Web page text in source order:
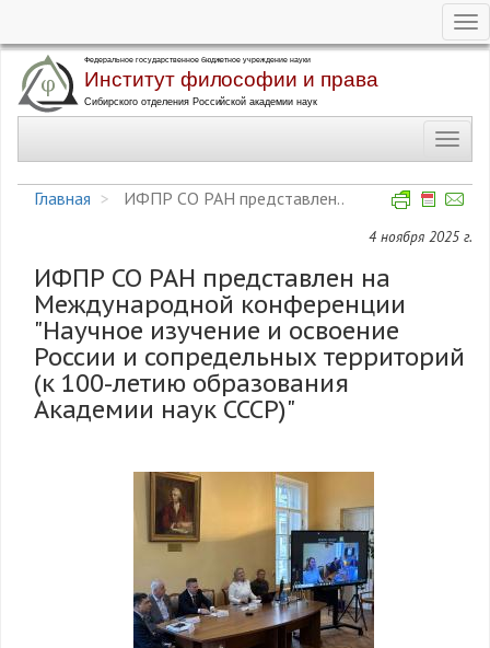
Перейти
основному
Главная
ИФПР СО РАН представлен..
4 ноября 2025 г.
ИФПР СО РАН представлен на
Международной конференции
"Научное изучение и освоение
России и сопредельных территорий
(к 100-летию образования
Академии наук СССР)"